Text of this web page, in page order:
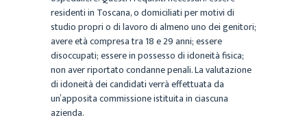
residenti in Toscana, o domiciliati per motivi di
studio propri o di lavoro di almeno uno dei genitori;
avere età compresa tra 18 e 29 anni; essere
disoccupati; essere in possesso di idoneità fisica;
non aver riportato condanne penali. La valutazione
di idoneità dei candidati verrà effettuata da
un’apposita commissione istituita in ciascuna
azienda.